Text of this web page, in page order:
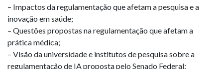
– Impactos da regulamentação que afetam a pesquisa e a
inovação em saúde;
– Questões propostas na regulamentação que afetam a
prática médica;
– Visão da universidade e institutos de pesquisa sobre a
regulamentação de IA proposta pelo Senado Federal;